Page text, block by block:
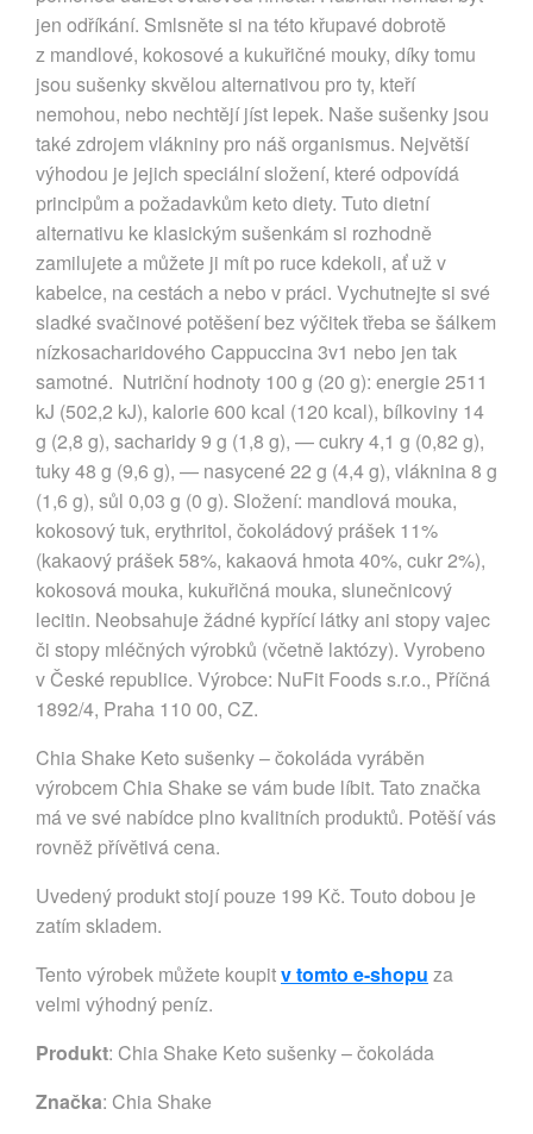
jen odříkání. Smlsněte si na této křupavé dobrotě
z mandlové, kokosové a kukuřičné mouky, díky tomu
jsou sušenky skvělou alternativou pro ty, kteří
nemohou, nebo nechtějí jíst lepek. Naše sušenky jsou
také zdrojem vlákniny pro náš organismus. Největší
výhodou je jejich speciální složení, které odpovídá
principům a požadavkům keto diety. Tuto dietní
alternativu ke klasickým sušenkám si rozhodně
zamilujete a můžete ji mít po ruce kdekoli, ať už v
kabelce, na cestách a nebo v práci. Vychutnejte si své
sladké svačinové potěšení bez výčitek třeba se šálkem
nízkosacharidového Cappuccina 3v1 nebo jen tak
samotné. Nutriční hodnoty 100 g (20 g): energie 2511
kJ (502,2 kJ), kalorie 600 kcal (120 kcal), bílkoviny 14
g (2,8 g), sacharidy 9 g (1,8 g), — cukry 4,1 g (0,82 g),
tuky 48 g (9,6 g), — nasycené 22 g (4,4 g), vláknina 8 g
(1,6 g), sůl 0,03 g (0 g). Složení: mandlová mouka,
kokosový tuk, erythritol, čokoládový prášek 11%
(kakaový prášek 58%, kakaová hmota 40%, cukr 2%),
kokosová mouka, kukuřičná mouka, slunečnicový
lecitin. Neobsahuje žádné kypřící látky ani stopy vajec
či stopy mléčných výrobků (včetně laktózy). Vyrobeno
v České republice. Výrobce: NuFit Foods s.r.o., Příčná
1892/4, Praha 110 00, CZ.
Chia Shake Keto sušenky – čokoláda vyráběn
výrobcem Chia Shake se vám bude líbit. Tato značka
má ve své nabídce plno kvalitních produktů. Potěší vás
rovněž přívětivá cena.
Uvedený produkt stojí pouze 199 Kč. Touto dobou je
zatím skladem.
Tento výrobek můžete koupitv tomto e-shopu za
velmi výhodný peníz.
Produkt: Chia Shake Keto sušenky – čokoláda
Značka: Chia Shake